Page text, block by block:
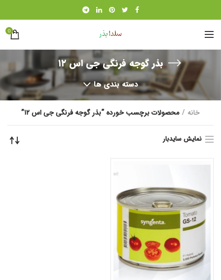
0
بذر گوجه فرنگی جی اس ۱۲
دسته بندی ها
خانه محصولات برچسب خورده “بذر گوجه فرنگی جی اس ۱۲”
نمایش سایدبار